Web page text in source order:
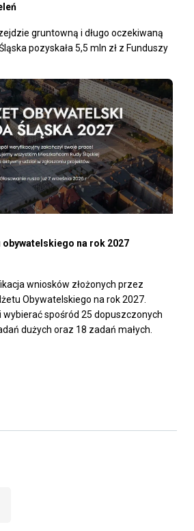
gruntowną i długo oczekiwaną
pozyskała 5,5 mln zł z Funduszy
na rok 2027
wniosków złożonych przez
Obywatelskiego na rok 2027.
wybierać spośród 25 dopuszczonych
dużych oraz 18 zadań małych.